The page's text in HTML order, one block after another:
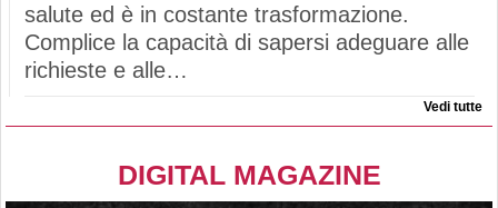
salute ed è in costante trasformazione.
Complice la capacità di sapersi adeguare alle
richieste e alle…
Vedi tutte
DIGITAL MAGAZINE